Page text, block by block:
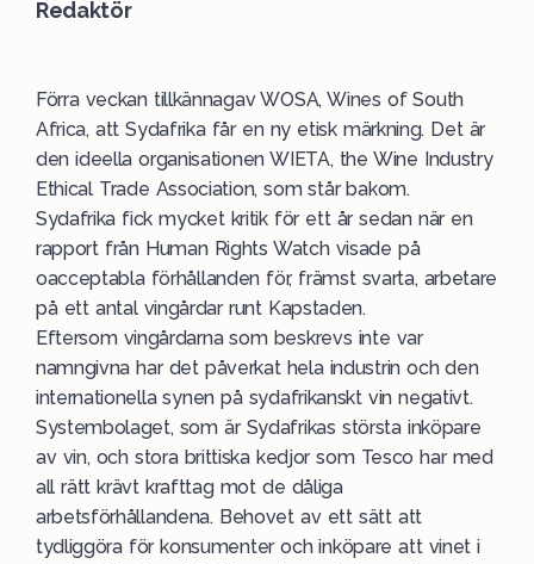
Redaktör
Förra veckan tillkännagav WOSA, Wines of South
Africa, att Sydafrika får en ny etisk märkning. Det är
den ideella organisationen WIETA, the Wine Industry
Ethical Trade Association, som står bakom.
Sydafrika fick mycket kritik för ett år sedan när en
rapport från Human Rights Watch visade på
oacceptabla förhållanden för, främst svarta, arbetare
på ett antal vingårdar runt Kapstaden.
Eftersom vingårdarna som beskrevs inte var
namngivna har det påverkat hela industrin och den
internationella synen på sydafrikanskt vin negativt.
Systembolaget, som är Sydafrikas största inköpare
av vin, och stora brittiska kedjor som Tesco har med
all rätt krävt krafttag mot de dåliga
arbetsförhållandena. Behovet av ett sätt att
tydliggöra för konsumenter och inköpare att vinet i